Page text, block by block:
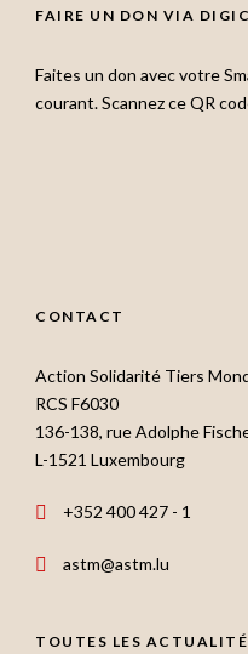
FAIRE UN DON VIA
Faites un don avec votre
courant. Scannez ce QR
CONTACT
Action Solidarité Tiers
RCS F6030
136-138, rue Adolphe
L-1521 Luxembourg
+352 400 427 - 1
astm@astm.lu
TOUTES LES